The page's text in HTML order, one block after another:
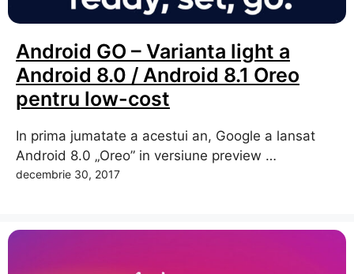
Android GO – Varianta light a
Android 8.0 / Android 8.1 Oreo
pentru low-cost
In prima jumatate a acestui an, Google a lansat
Android 8.0 „Oreo” in versiune preview …
decembrie 30, 2017